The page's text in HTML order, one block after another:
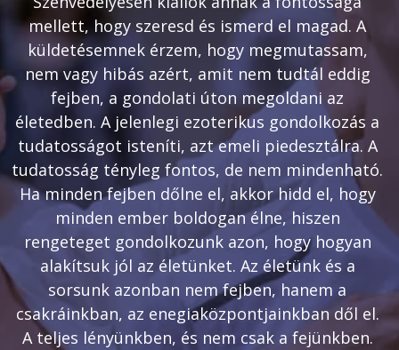
mellett, hogy szeresd és ismerd el magad. A
küldetésemnek érzem, hogy megmutassam,
nem vagy hibás azért, amit nem tudtál eddig
fejben, a gondolati úton megoldani az
életedben. A jelenlegi ezoterikus gondolkozás a
tudatosságot isteníti, azt emeli piedesztálra. A
tudatosság tényleg fontos, de nem mindenható.
Ha minden fejben dőlne el, akkor hidd el, hogy
minden ember boldogan élne, hiszen
rengeteget gondolkozunk azon, hogy hogyan
alakítsuk jól az életünket. Az életünk és a
sorsunk azonban nem fejben, hanem a
csakráinkban, az enegiaközpontjainkban dől el.
A teljes lényünkben, és nem csak a fejünkben.